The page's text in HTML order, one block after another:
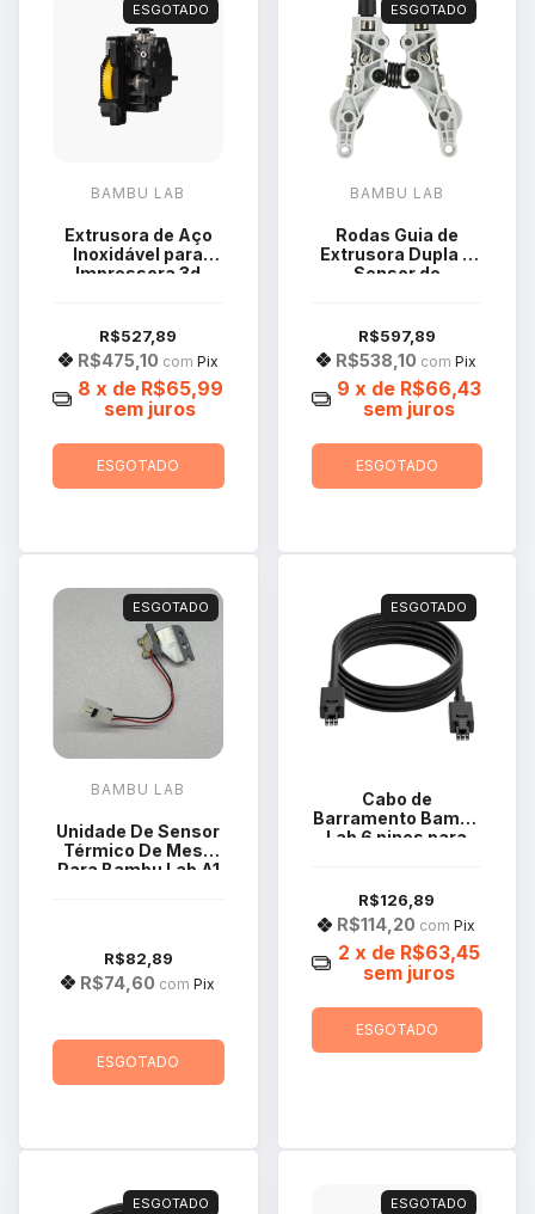
ESGOTADO
BAMBU LAB
Extrusora de Aço
Inoxidável para
Impressora 3d
R$527,89
R$475,10 com Pix
8 x de R$65,99
sem juros
ESGOTADO
ESGOTADO
BAMBU LAB
Rodas Guia de
Extrusora Dupla e
Sensor de
Bambu Lab H2D
FAE024
R$597,89
R$538,10 com Pix
9 x de R$66,43
sem juros
ESGOTADO
ESGOTADO
BAMBU LAB
Unidade De Sensor
Térmico De Mesa
Para Bambu Lab A1
R$82,89
R$74,60 com Pix
ESGOTADO
ESGOTADO
Cabo de
Barramento Bambu
Lab 6 pinos para
R$126,89
R$114,20 com Pix
2 x de R$63,45
sem juros
ESGOTADO
ESGOTADO ESGOTADO